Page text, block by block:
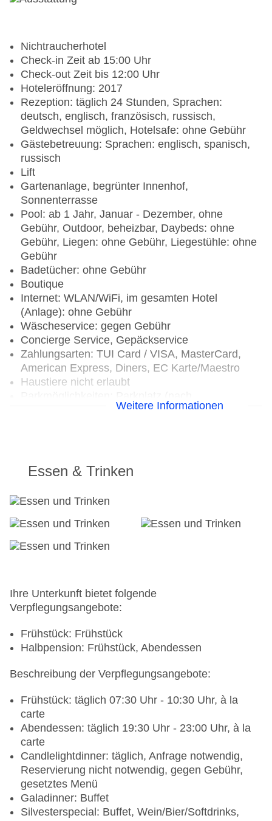
Nichtraucherhotel
Check-in Zeit ab 15:00 Uhr
Check-out Zeit bis 12:00 Uhr
Hoteleröffnung: 2017
Rezeption: täglich 24 Stunden, Sprachen:
deutsch, englisch, französisch, russisch,
Geldwechsel möglich, Hotelsafe: ohne Gebühr
Gästebetreuung: Sprachen: englisch, spanisch,
russisch
Lift
Gartenanlage, begrünter Innenhof,
Sonnenterrasse
Pool: ab 1 Jahr, Januar - Dezember, ohne
Gebühr, Outdoor, beheizbar, Daybeds: ohne
Gebühr, Liegen: ohne Gebühr, Liegestühle: ohne
Gebühr
Badetücher: ohne Gebühr
Boutique
Internet: WLAN/WiFi, im gesamten Hotel
(Anlage): ohne Gebühr
Wäscheservice: gegen Gebühr
Concierge Service, Gepäckservice
Zahlungsarten: TUI Card / VISA, MasterCard,
American Express, Diners, EC Karte/Maestro
Haustiere nicht erlaubt
Verfügbarkeit), bewacht: ohne Gebühr,
Sprachen: englisch, russisch
Tagungseinrichtungen: Konferenzräume: 5,
klimatisierte Tagungsräume, Tagungsequipment:
gegen Gebühr, Coffee Breaks: gegen Gebühr
Größe des Hotels/Anlage: 247 ha
15
Weitere Informationen
Essen & Trinken
Ihre Unterkunft bietet folgende
Verpflegungsangebote:
Frühstück: Frühstück
Halbpension: Frühstück, Abendessen
Beschreibung der Verpflegungsangebote:
Frühstück: täglich 07:30 Uhr - 10:30 Uhr, à la
carte
Abendessen: täglich 19:30 Uhr - 23:00 Uhr, à la
carte
Candlelightdinner: täglich, Anfrage notwendig,
Reservierung nicht notwendig, gegen Gebühr,
gesetztes Menü
Galadinner: Buffet
Silvesterspecial: Buffet, Wein/Bier/Softdrinks,